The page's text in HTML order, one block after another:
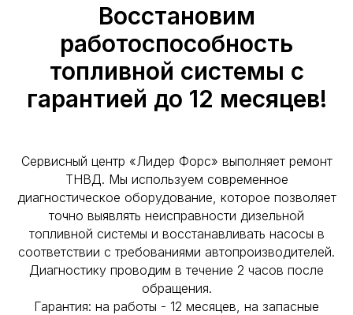
Восстановим
работоспособность
топливной системы с
гарантией до 12 месяцев!
Сервисный центр «Лидер Форс» выполняет ремонт
ТНВД. Мы используем современное
диагностическое оборудование, которое позволяет
точно выявлять неисправности дизельной
топливной системы и восстанавливать насосы в
соответствии с требованиями автопроизводителей.
Диагностику проводим в течение 2 часов после
обращения.
Гарантия: на работы - 12 месяцев, на запасные